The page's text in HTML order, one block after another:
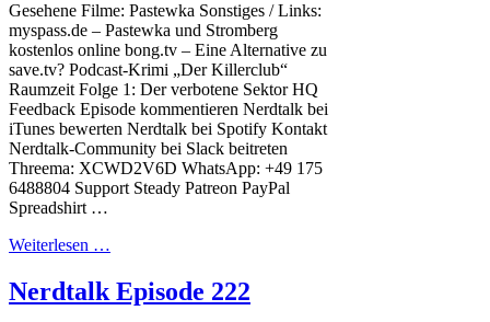
Gesehene Filme: Pastewka Sonstiges / Links:
myspass.de – Pastewka und Stromberg
kostenlos online bong.tv – Eine Alternative zu
save.tv? Podcast-Krimi „Der Killerclub“
Raumzeit Folge 1: Der verbotene Sektor HQ
Feedback Episode kommentieren Nerdtalk bei
iTunes bewerten Nerdtalk bei Spotify Kontakt
Nerdtalk-Community bei Slack beitreten
Threema: XCWD2V6D WhatsApp: +49 175
6488804 Support Steady Patreon PayPal
Spreadshirt …
Weiterlesen …
Nerdtalk Episode 222